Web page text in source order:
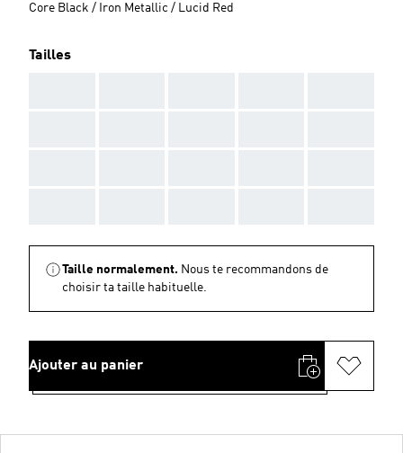
Core Black / Iron Metallic / Lucid Red
Tailles
Taille normalement. Nous te recommandons de
choisir ta taille habituelle.
Ajouter au panier